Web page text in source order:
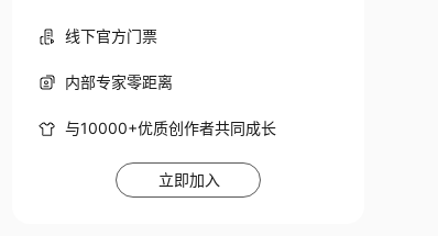
线下官方门票
内部专家零距离
与10000+优质创作者共同成长
立即加入